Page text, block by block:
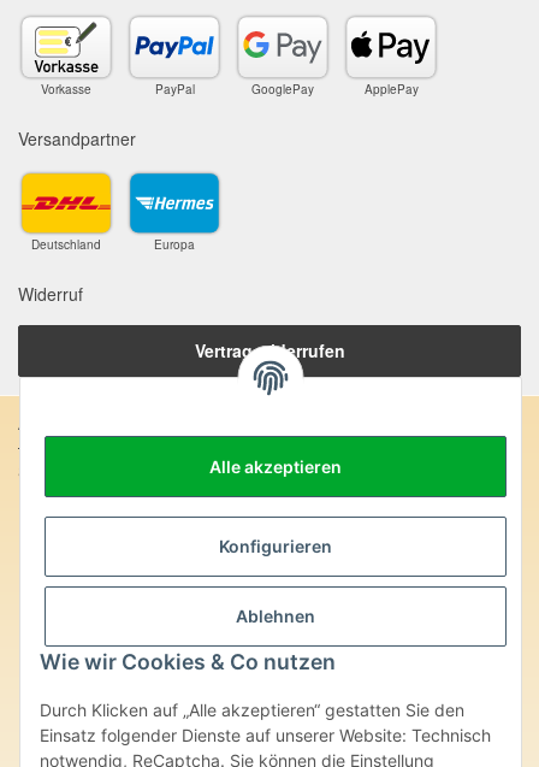
Alle akzeptieren
Konfigurieren
Ablehnen
Wie wir Cookies & Co nutzen
Durch Klicken auf „Alle akzeptieren“ gestatten Sie den
Einsatz folgender Dienste auf unserer Website: Technisch
notwendig, ReCaptcha. Sie können die Einstellung
Vorkasse PayPal GooglePay ApplePay
Versandpartner
Deutschland Europa
Widerruf
Vertrag widerrufen
Anschrift:
SteinZeitOase
Frau Karin Philippin
Uhlandstr. 7
Heilversprechen:
Edelsteine und Mineralien werden im esoterischen Bereich
besondere Kräfte und Eigenschaften zugeordnet. Wir weisen
ausdrücklich darauf hin, dass alle gemachten Aussagen bzgl.
Produkte im Internet, Prospekten oder dem Vertragspartner
überlassenen Unterlagen bisher weder medizinisch anerkannt oder
wissenschaftlich nachweisbar sind. Die gemachten Angaben